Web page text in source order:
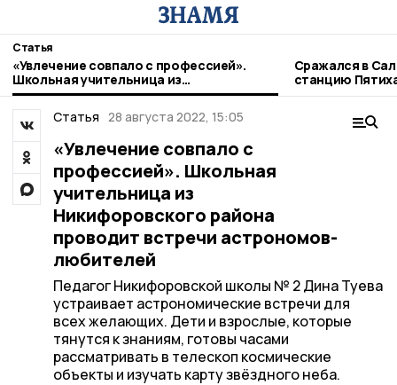
Статья
«Увлечение совпало с профессией».
Школьная учительница из
Никифоровского района проводит
встречи астрономов-любителей
Сражался в
станцию
Статья 28 августа 2022, 15:05
«Увлечение совпало с
профессией». Школьная
учительница из
Никифоровского района
проводит встречи астрономов-
любителей
Педагог Никифоровской школы № 2 Дина Туева
устраивает астрономические встречи для
всех желающих. Дети и взрослые, которые
тянутся к знаниям, готовы часами
рассматривать в телескоп космические
объекты и изучать карту звёздного неба.